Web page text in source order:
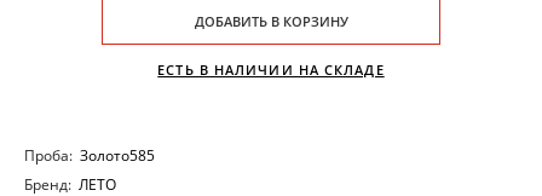
ДОБАВИТЬ В КОРЗИНУ
ЕСТЬ В НАЛИЧИИ НА СКЛАДЕ
Проба: Золото585
Бренд: ЛЕТО